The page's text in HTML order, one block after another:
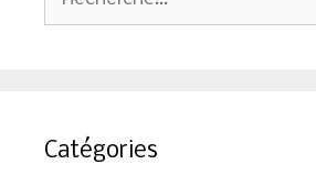
Catégories